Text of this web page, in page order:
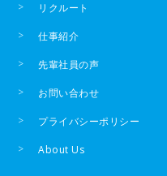
リクルート
仕事紹介
先輩社員の声
お問い合わせ
プライバシーポリシー
About Us